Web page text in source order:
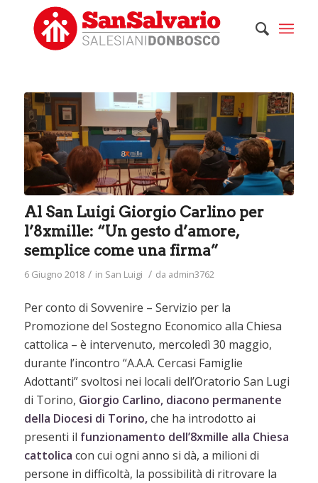
Al San Luigi Giorgio Carlino per
l’8xmille: “Un gesto d’amore,
semplice come una firma”
6 Giugno 2018 / in San Luigi / da admin3762
Per conto di Sovvenire – Servizio per la
Promozione del Sostegno Economico alla Chiesa
cattolica – è intervenuto, mercoledì 30 maggio,
durante l’incontro “A.A.A. Cercasi Famiglie
Adottanti” svoltosi nei locali dell’Oratorio San Lugi
di Torino, Giorgio Carlino, diacono permanente
della Diocesi di Torino,che ha introdotto ai
presenti il funzionamento dell’8xmille alla Chiesa
cattolica con cui ogni anno si dà, a milioni di
persone in difficoltà, la possibilità di ritrovare la